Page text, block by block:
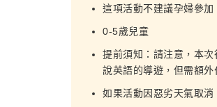
這項活動不建議孕婦參加
0-5歲兒童
提前須知：請注意，本
說英語的導遊，但需額外
如果活動因惡劣天氣取消